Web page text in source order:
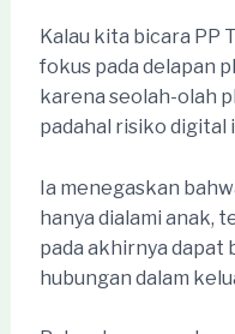
Kalau kita bicara PP
fokus pada delapan
karena seolah-olah
padahal risiko digital
Ia menegaskan
hanya dialami anak,
pada akhirnya dapat
hubungan dalam